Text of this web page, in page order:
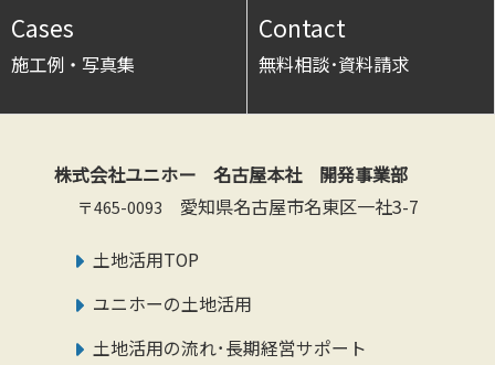
Cases
施工例・写真集
Contact
無料相談･資料請求
株式会社ユニホー 名古屋本社 開発事業部
〒465-0093 愛知県名古屋市名東区一社3-7
土地活用TOP
ユニホーの土地活用
土地活用の流れ･長期経営サポート